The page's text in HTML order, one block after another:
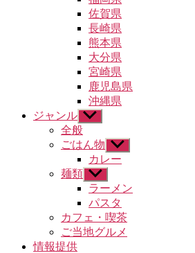
示
メ
ニ
ュ
ー
を
表
示
佐賀県
長崎県
熊本県
大分県
宮崎県
鹿児島県
沖縄県
ジャンル サ
ブ
メ
ュ
ー
を
表
示
全般
ごはん物 サ
ブ
ニ
ュ
ー
を
表
カレー
麺類 サ
ブ
メ
ュ
ー
ラーメン
パスタ
カフェ・喫茶
ご当地グルメ
情報提供